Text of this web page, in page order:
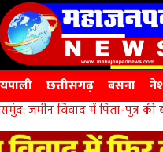
छत्तीसगढ़ बसना
जमीन विवाद में पिता-पुत्र की